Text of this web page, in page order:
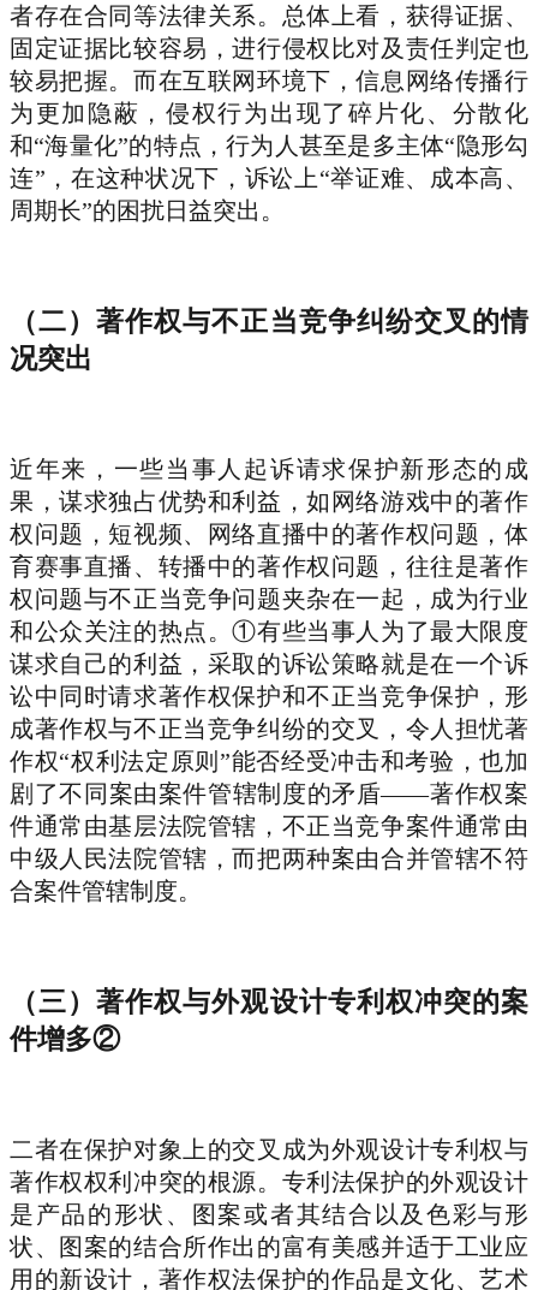
者存在合同等法律关系。总体上看，获得证据、
固定证据比较容易，进行侵权比对及责任判定也
较易把握。而在互联网环境下，信息网络传播行
为更加隐蔽，侵权行为出现了碎片化、分散化
和“海量化”的特点，行为人甚至是多主体“隐形勾
连”，在这种状况下，诉讼上“举证难、成本高、
周期长”的困扰日益突出。
（二）著作权与不正当竞争纠纷交叉的情
况突出
近年来，一些当事人起诉请求保护新形态的成
果，谋求独占优势和利益，如网络游戏中的著作
权问题，短视频、网络直播中的著作权问题，体
育赛事直播、转播中的著作权问题，往往是著作
权问题与不正当竞争问题夹杂在一起，成为行业
和公众关注的热点。①有些当事人为了最大限度
谋求自己的利益，采取的诉讼策略就是在一个诉
讼中同时请求著作权保护和不正当竞争保护，形
成著作权与不正当竞争纠纷的交叉，令人担忧著
作权“权利法定原则”能否经受冲击和考验，也加
剧了不同案由案件管辖制度的矛盾——著作权案
件通常由基层法院管辖，不正当竞争案件通常由
中级人民法院管辖，而把两种案由合并管辖不符
合案件管辖制度。
（三）著作权与外观设计专利权冲突的案
件增多②
二者在保护对象上的交叉成为外观设计专利权与
著作权权利冲突的根源。专利法保护的外观设计
是产品的形状、图案或者其结合以及色彩与形
状、图案的结合所作出的富有美感并适于工业应
用的新设计，著作权法保护的作品是文化、艺术